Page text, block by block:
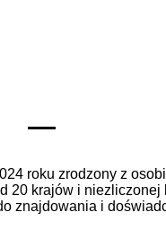
roku zrodzony z
20 krajów i niezliczonej
znajdowania i